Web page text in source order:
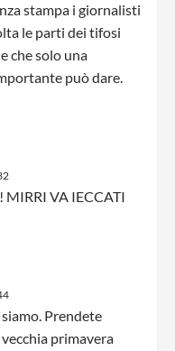
stampa i giornalisti
le parti dei tifosi
che solo una
può dare.
VA IECCATI
Prendete
primavera